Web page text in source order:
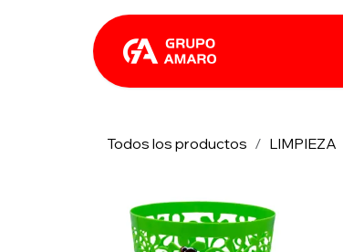
Todos los productos LIMPIEZA